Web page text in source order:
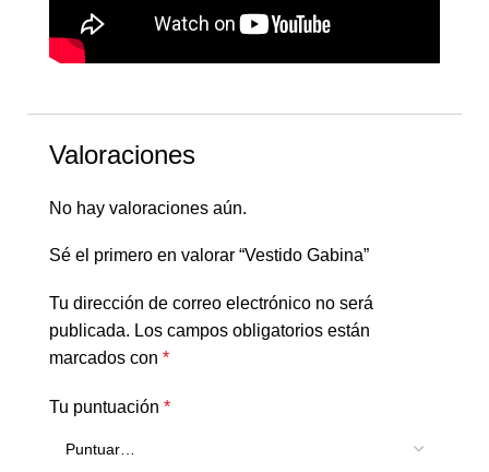
Valoraciones
No hay valoraciones aún.
Sé el primero en valorar “Vestido Gabina”
Tu dirección de correo electrónico no será
publicada. Los campos obligatorios están
marcados con *
Tu puntuación *